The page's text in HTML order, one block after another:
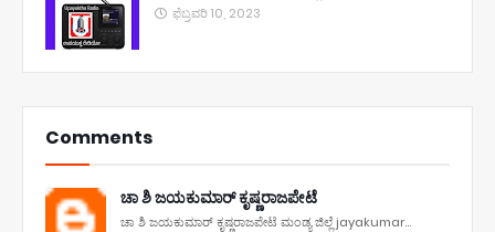
ಫೆಬ್ರವರಿ 10, 2023
Comments
ಚಾ ಶಿ ಜಯಕುಮಾರ್ ಕೃಷ್ಣರಾಜಪೇಟೆ
ಚಾ ಶಿ ಜಯಕುಮಾರ್ ಕೃಷ್ಣರಾಜಪೇಟೆ ಮಂಡ್ಯ ಜಿಲ್ಲೆ jayakumar...